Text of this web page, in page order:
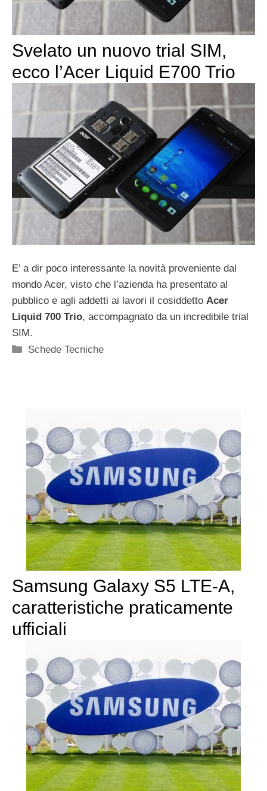
Svelato un nuovo trial SIM,
ecco l’Acer Liquid E700 Trio
E’ a dir poco interessante la novità proveniente dal
mondo Acer, visto che l’azienda ha presentato al
pubblico e agli addetti ai lavori il cosiddetto Acer
Liquid 700 Trio, accompagnato da un incredibile trial
SIM.
Categorie
Schede Tecniche
Samsung Galaxy S5 LTE-A,
caratteristiche praticamente
ufficiali